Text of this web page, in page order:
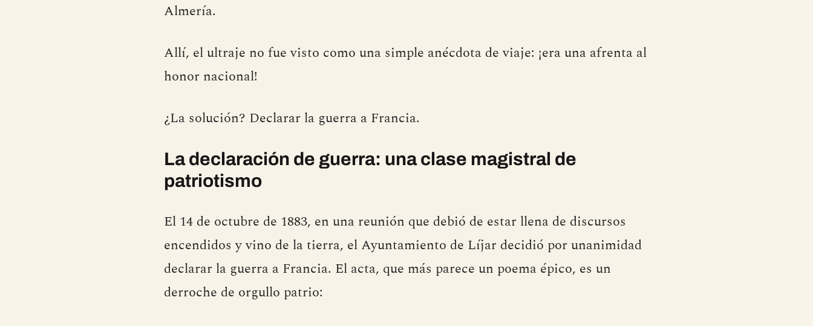
Almería.
Allí, el ultraje no fue visto como una simple anécdota de viaje: ¡era una afrenta al
honor nacional!
¿La solución? Declarar la guerra a Francia.
La declaración de guerra: una clase magistral de
patriotismo
El 14 de octubre de 1883, en una reunión que debió de estar llena de discursos
encendidos y vino de la tierra, el Ayuntamiento de Líjar decidió por unanimidad
declarar la guerra a Francia. El acta, que más parece un poema épico, es un
derroche de orgullo patrio: